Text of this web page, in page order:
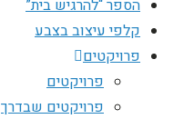
הספר “להרגיש בית”
קלפי עיצוב בצבע
פרויקטים
פרויקטים
פרויקטים שבדרך